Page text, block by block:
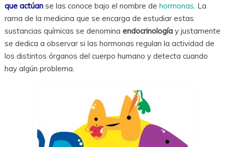
que actúanse las conoce bajo el nombre de hormonas. La
rama de la medicina que se encarga de estudiar estas
sustancias químicas se denomina endocrinologíay justamente
se dedica a observar si las hormonas regulan la actividad de
los distintos órganos del cuerpo humano y detecta cuando
hay algún problema.